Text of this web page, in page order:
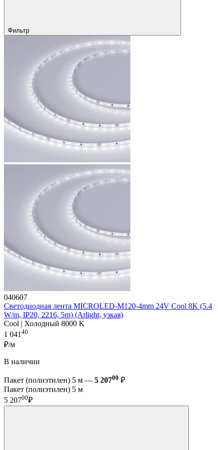
Фильтр
040607
Светодиодная лента MICROLED-M120-4mm 24V Cool 8K (5.4
W/m, IP20, 2216, 5m) (Arlight, узкая)
Cool | Холодный 8000 K
1 041 40
₽/м
В наличии
Пакет (полиэтилен) 5 м — 5 20700 ₽
Пакет (полиэтилен) 5 м
5 20700₽